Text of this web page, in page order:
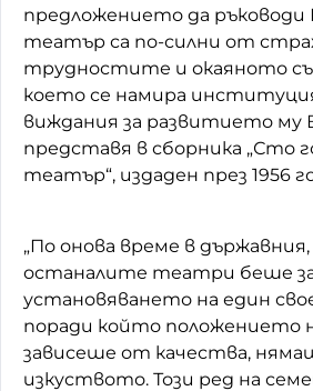
предложението да ръководи
театър са по-силни от
трудностите и окаяното
което се намира
виждания за развитието му
представя в сборника „Сто
театър“, издаден през 1956
„По онова време в държавния,
останалите театри беше
установяването на един
поради който положението
зависеше от качества,
изкуството. Този ред на